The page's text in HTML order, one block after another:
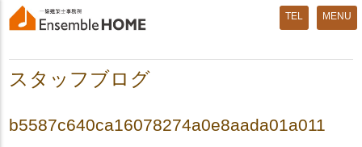
MENU
スタッフブログ
b5587c640ca16078274a0e8aada01a011